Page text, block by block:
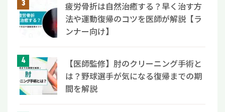
疲労骨折は自然治癒する？早く治す方
法や運動復帰のコツを医師が解説【ラ
ンナー向け】
【医師監修】肘のクリーニング手術と
は？野球選手が気になる復帰までの期
間を解説